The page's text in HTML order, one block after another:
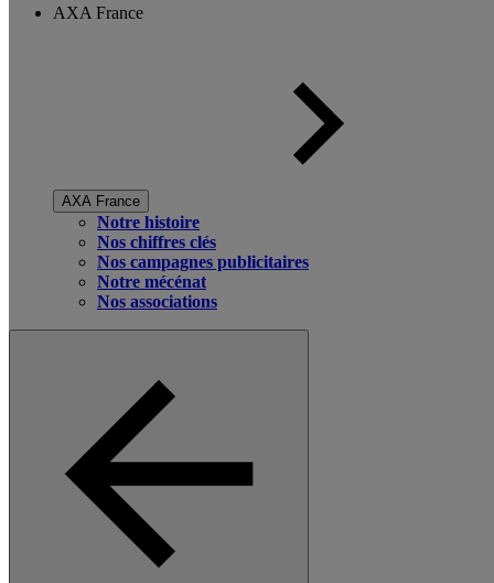
AXA France
AXA France
Notre histoire
Nos chiffres clés
Nos campagnes publicitaires
Notre mécénat
Nos associations